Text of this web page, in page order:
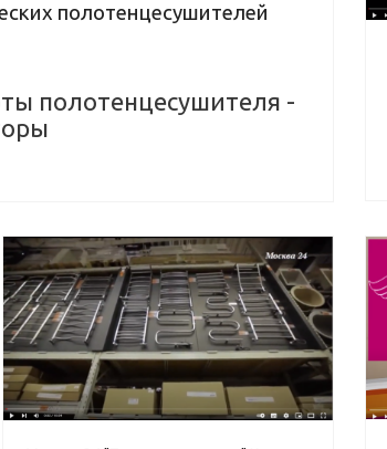
полотенцесушителей
полотенцесушителя -